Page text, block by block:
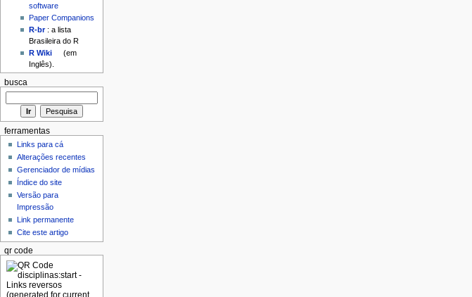
software
Paper Companions
R-br: a lista
Brasileira do R
R Wiki
(em
Inglês).
busca
ferramentas
Links para cá
Alterações recentes
Gerenciador de mídias
Índice do site
Versão para
Impressão
Link permanente
Cite este artigo
qr code